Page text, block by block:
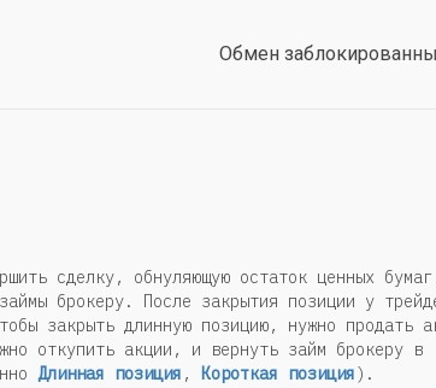
Обмен
сделку, обнуляющую остаток ценных
брокеру. После закрытия позиции у
закрыть длинную позицию, нужно продать
откупить акции, и вернуть займ брокеру в
Длинная позиция , Короткая позиция).